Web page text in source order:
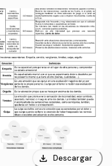
download Descargar